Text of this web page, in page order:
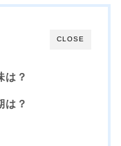
CLOSE
は？
は？